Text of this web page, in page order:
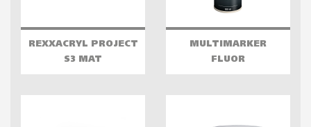
REXXACRYL PROJECT
S3 MAT
MULTIMARKER
FLUOR